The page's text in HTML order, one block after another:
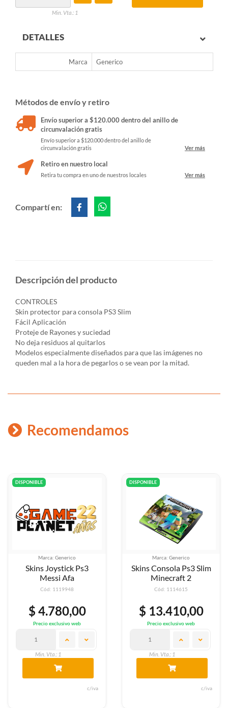
Min. Vta.: 1
DETALLES
Marca Generico
Métodos de envío y retiro
Envío superior a $120.000 dentro del anillo de
circunvalación gratis
Envío superior a $120.000 dentro del anillo de
circunvalación gratis
Ver más
Retiro en nuestro local
Retira tu compra en uno de nuestros locales Ver más
Compartí en:
Descripción del producto
CONTROLES
Skin protector para consola PS3 Slim
Fácil Aplicación
Proteje de Rayones y suciedad
No deja residuos al quitarlos
Modelos especialmente diseñados para que las imágenes no
queden mal a la hora de pegarlos o se vean por la mitad.
Recomendamos
DISPONIBLE
Marca: Generico
Skins Joystick Ps3
Messi Afa
Cód: 1119948
$ 4.780,00
Precio exclusivo web
Min. Vta.: 1
c/iva
DISPONIBLE
Marca: Generico
Skins Consola Ps3 Slim
Minecraft 2
Cód: 1114615
$ 13.410,00
Precio exclusivo web
Min. Vta.: 1
c/iva